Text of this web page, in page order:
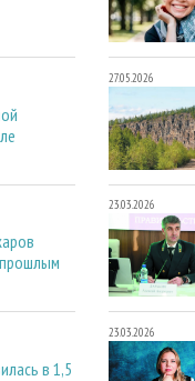
в 1,5
27.05.2026
23.03.2026
23.03.2026